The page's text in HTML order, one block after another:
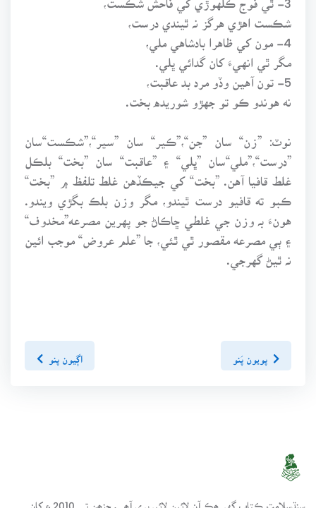
شڪست اهڙي هرگز نہ ٿيندي درست،
مگر ٿي انهيءَ کان گدائي ڀلي.
نوٽ: ”زن“ سان ”جن“،”ڪير“ سان ”سير“،”شڪست“سان
”درست“،”ملي“سان ”ڀلي“ ۽ ”عاقبت“ سان ”بخت“ بلڪل
غلط قافيا آهن. ”بخت“ کي جيڪڏهن غلط تلفظ ۾ ”بخت“
ڪبو ته قافيو درست ٿيندو، مگر وزن بلڪ بگڙي ويندو.
هونءَ بہ وزن جي غلطي ڇاڪاڻ جو پهرين مصرعه”مخدوف“
۽ ٻي مصرعه مقصور ٿي ٿئي، جا ”علم عروض“ موجب ائين
نہ ٿيڻ گهرجي.
اڳيون پنو
سنڌسلامت ڪتاب گهر ھڪ آن لائين لائبريري آھي، جنھن تي 2010ع کان